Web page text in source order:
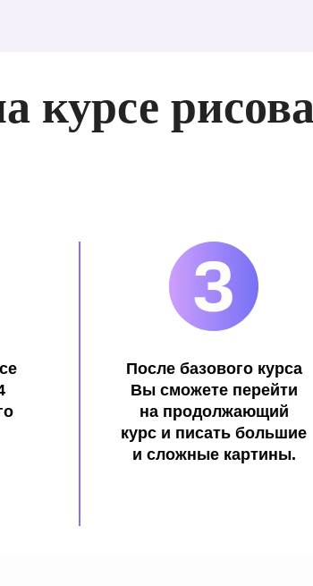
курсе
После базового курса
Вы сможете перейти
на продолжающий
курс и писать большие
и сложные картины.